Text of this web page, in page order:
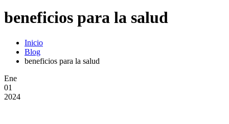
beneficios para la salud
Inicio
Blog
beneficios para la salud
Ene
01
2024